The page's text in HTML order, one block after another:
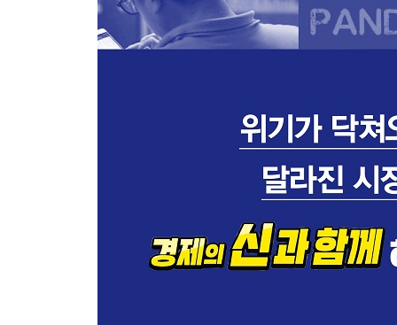
에필로그_ 두 가지 질문
참고 자료